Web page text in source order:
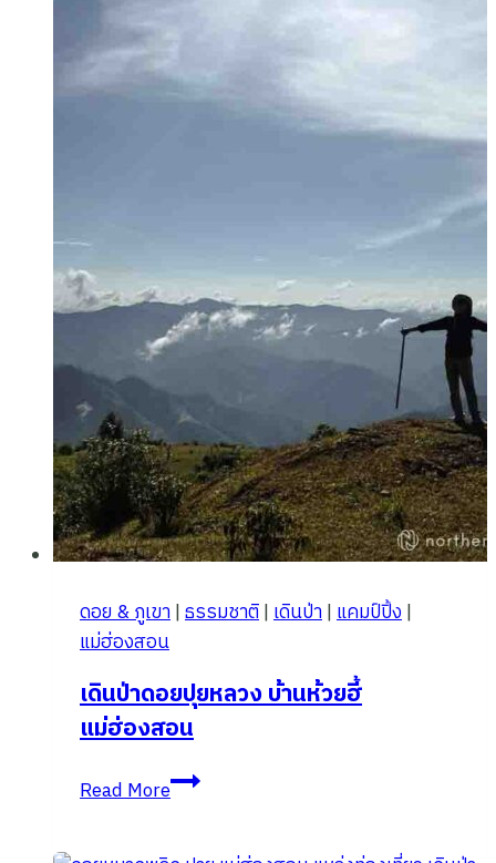
ตอง
ดอย
ดอย & ภูเขา|ธรรมชาติ|เดินป่า|แคมป์ปิ้ง|
แม่ฮ่องสอน
เดินป่าดอยปุยหลวง บ้านห้วยฮี้
แม่ฮ่องสอน
Read Moreเดิน
ป่า